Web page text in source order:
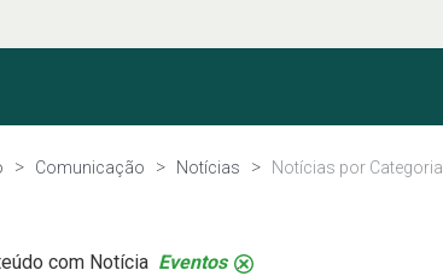
Comunicação Notícias Notícias por Categoria
com Notícia Eventos .